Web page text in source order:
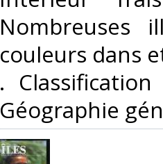
Nombreuses
couleurs dans
.
Géographie